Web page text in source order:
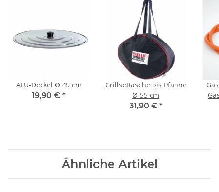
ALU-Deckel Ø 45 cm
19,90 € *
Grillsettasche bis Pfanne
Ø 55 cm
31,90 € *
Ähnliche Artikel